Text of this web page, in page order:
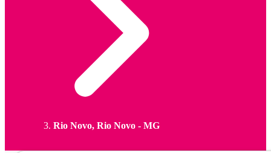
Rio Novo, Rio Novo - MG